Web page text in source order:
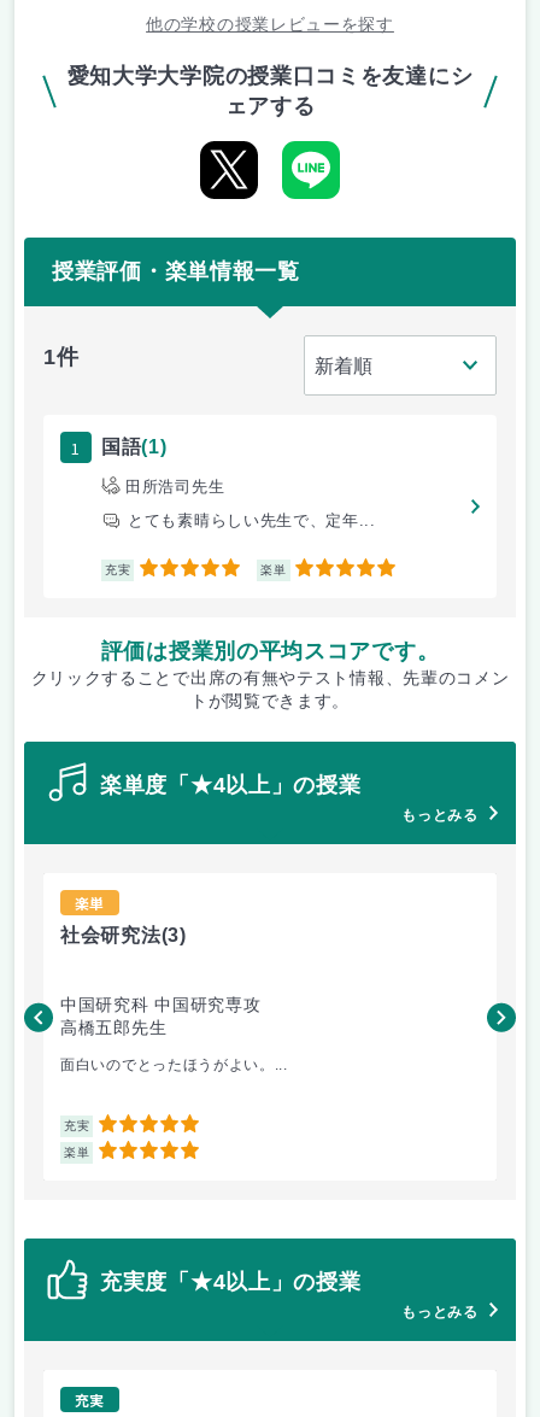
他の学校の授業レビューを探す
愛知大学大学院の授業口コミを友達にシ
ェアする
授業評価・楽単情報一覧
1件
1 国語(1)
田所浩司先生
とても素晴らしい先生で、定年...
充実 5 楽単 5
評価は授業別の平均スコアです。
クリックすることで出席の有無やテスト情報、先輩のコメン
トが閲覧できます。
楽単度「★4以上」の授業
もっとみる
楽単
社会研究法(3)
中国研究科 中国研究専攻
高橋五郎先生
面白いのでとったほうがよい。...
充実 5
楽単 5
木
充実度「★4以上」の授業
もっとみる
充実